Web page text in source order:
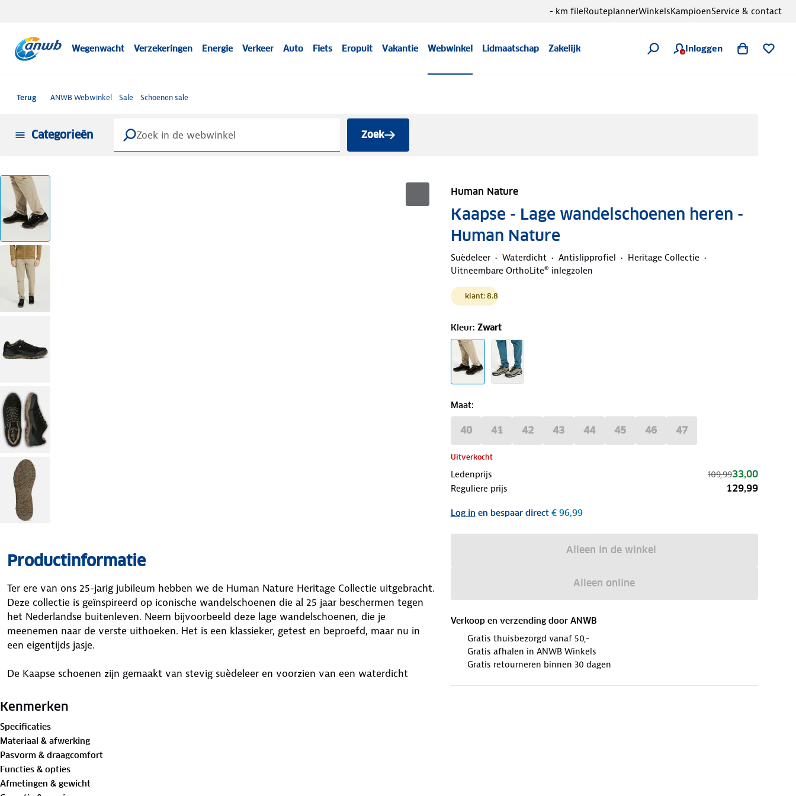
Wegenwacht Verzekeringen Energie Verkeer Auto Fiets Eropuit Vakantie Webwinkel Lidmaatschap Zakelijk Inloggen
- km fileRouteplannerWinkelsKampioenService & contact
Terug ANWB Webwinkel Sale Schoenen sale
Categorieën Zoek
Human Nature
Kaapse - Lage wandelschoenen heren -
Human Nature
Suèdeleer Waterdicht Antislipprofiel
Heritage Collectie
Uitneembare OrthoLite® inlegzolen
klant: 8.8
Kleur: Zwart
Maat:
40 41 42 43 44 45 46 47
Uitverkocht
Ledenprijs 109,9933,00
Reguliere prijs 129,99
Log in en bespaar direct€ 96,99
Alleen in de winkel
Alleen online
Verkoop en verzending door ANWB
Gratis thuisbezorgd vanaf 50,-
Gratis afhalen in ANWB Winkels
Gratis retourneren binnen 30 dagen
Productinformatie
Ter ere van ons 25-jarig jubileum hebben we de Human Nature Heritage Collectie uitgebracht.
Deze collectie is geïnspireerd op iconische wandelschoenen die al 25 jaar beschermen tegen
het Nederlandse buitenleven. Neem bijvoorbeeld deze lage wandelschoenen, die je
meenemen naar de verste uithoeken. Het is een klassieker, getest en beproefd, maar nu in
een eigentijds jasje.
De Kaapse schoenen zijn gemaakt van stevig suèdeleer en voorzien van een waterdicht
het flapje onder de veters, dat water en vuil naar binnen dringen. Bij langdurig wandelen in
De slipbestendige zool van rubber en EVA geeft grip op diverse ondergronden, van vlakke
paden tot middelgebergte. De uitneembare OrthoLite® Hybrid™ inlegzolen, gemaakt met 5%
gerecycled rubber en 15% productieafvalschuim, bieden veerkrachtige demping en
ondersteunen een natuurlijke afwikkeling van je voeten. Deze gepatenteerde zolen zorgen
Kenmerken
Specificaties
Materiaal & afwerking
Pasvorm & draagcomfort
Functies & opties
Afmetingen & gewicht